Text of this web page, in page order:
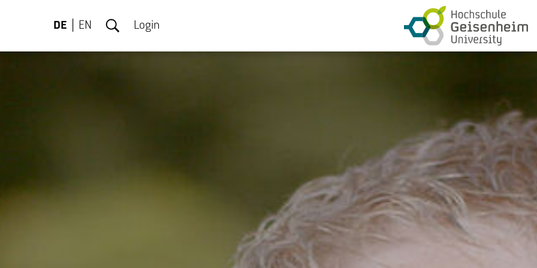
DE EN Login